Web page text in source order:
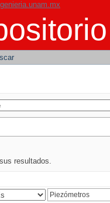
resultados.